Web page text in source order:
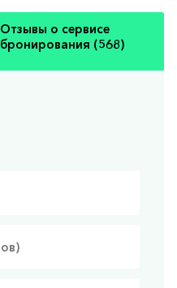
Отзывы о сервисе
бронирования (568)